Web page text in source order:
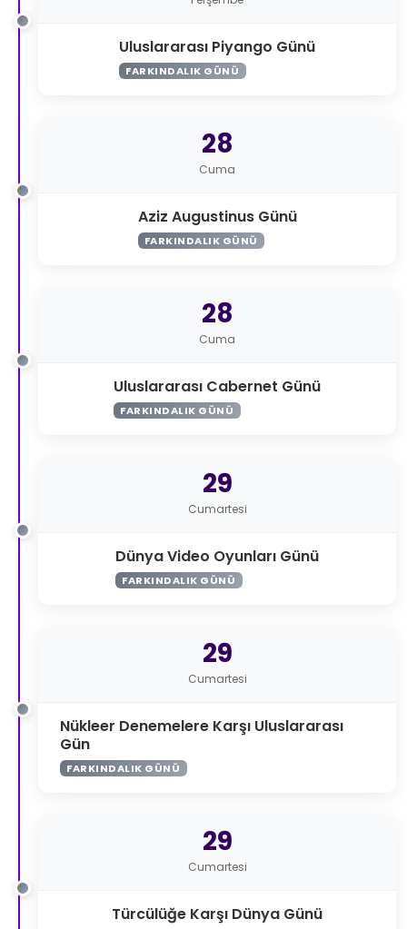
Uluslararası Piyango Günü
FARKINDALIK GÜNÜ
28
Cuma
Aziz Augustinus Günü
FARKINDALIK GÜNÜ
28
Cuma
Uluslararası Cabernet Günü
FARKINDALIK GÜNÜ
29
Cumartesi
Dünya Video Oyunları Günü
FARKINDALIK GÜNÜ
29
Cumartesi
Nükleer Denemelere Karşı Uluslararası
Gün
FARKINDALIK GÜNÜ
29
Cumartesi
Türcülüğe Karşı Dünya Günü